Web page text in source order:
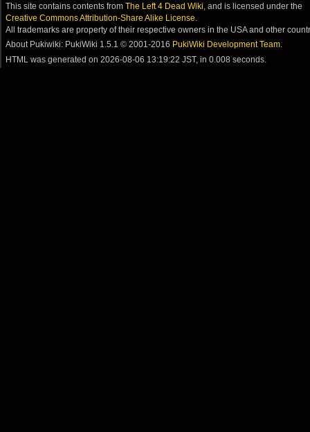
This site contains contents fromThe Left 4 Dead Wiki , and is licensed under the
Creative Commons Attribution-Share Alike License
All trademarks are property of their respective owners in the USA and other
About Pukiwiki: PukiWiki 1.5.1 © 2001-2016 PukiWiki Development Team.
HTML was generated on2026-08-06 13:19:22 JST , in 0.008 seconds.